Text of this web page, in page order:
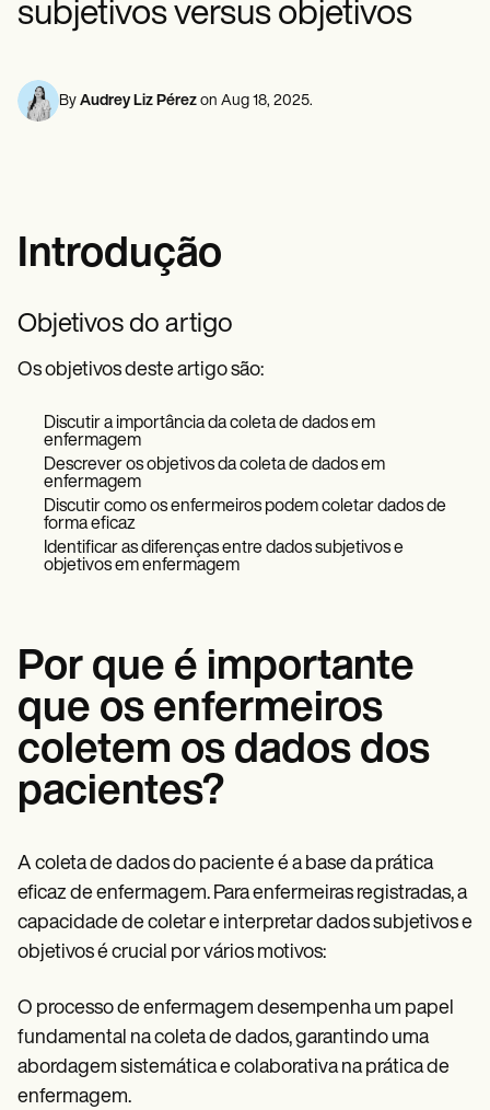
Profissionais de saúde mental
Assistentes sociais
Psicólogos
Enfermeiras
Comparação
Guias de aplicativos
Códigos ICD
Procedure Codes
Modelo Superbill
Modelo de nota SOAP
Informed Consent Form
Social Work Treatment Plans
DAR Note Template
Patient Visit Summary Template
Help Center
Training Hub
Webinars
Why Carepatron?
Get started
Insurance claims
Speech therapists
Life coaches
Massage therapists
subjetivos versus objetivos
By Audrey Liz Pérez on Aug 18, 2025.
Introdução
Objetivos do artigo
Os objetivos deste artigo são:
Discutir a importância da coleta de dados em
enfermagem
Descrever os objetivos da coleta de dados em
enfermagem
Discutir como os enfermeiros podem coletar dados de
forma eficaz
Identificar as diferenças entre dados subjetivos e
objetivos em enfermagem
Por que é importante
que os enfermeiros
coletem os dados dos
pacientes?
A coleta de dados do paciente é a base da prática
eficaz de enfermagem. Para enfermeiras registradas, a
capacidade de coletar e interpretar dados subjetivos e
objetivos é crucial por vários motivos:
O processo de enfermagem desempenha um papel
fundamental na coleta de dados, garantindo uma
abordagem sistemática e colaborativa na prática de
enfermagem.